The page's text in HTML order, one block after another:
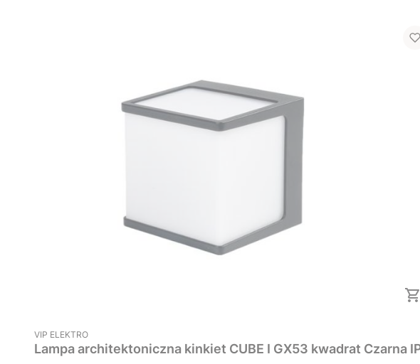
PRODUCENT
VIP ELEKTRO
Lampa architektoniczna kinkiet CUBE I GX53 kwadrat Czarna